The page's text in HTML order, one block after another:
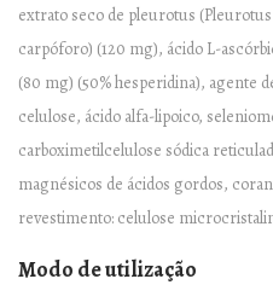
extrato seco de pleurotus
carpóforo) (120 mg), ácido L-
(80 mg) (50% hesperidina), agente
celulose, ácido alfa-lipoico,
carboximetilcelulose sódica
magnésicos de ácidos gordos,
revestimento: celulose
Modo de utilização